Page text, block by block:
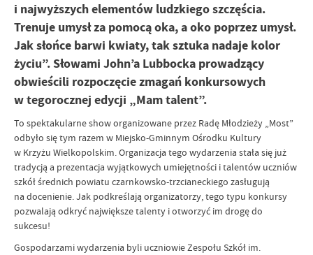
i najwyższych elementów ludzkiego szczęścia.
Trenuje umysł za pomocą oka, a oko poprzez umysł.
Jak słońce barwi kwiaty, tak sztuka nadaje kolor
życiu”. Słowami John’a Lubbocka prowadzący
obwieścili rozpoczęcie zmagań konkursowych
w tegorocznej edycji „Mam talent”.
To spektakularne show organizowane przez Radę Młodzieży „Most”
odbyło się tym razem w Miejsko-Gminnym Ośrodku Kultury
w Krzyżu Wielkopolskim. Organizacja tego wydarzenia stała się już
tradycją a prezentacja wyjątkowych umiejętności i talentów uczniów
szkół średnich powiatu czarnkowsko-trzcianeckiego zasługują
na docenienie. Jak podkreślają organizatorzy, tego typu konkursy
pozwalają odkryć największe talenty i otworzyć im drogę do
sukcesu!
Gospodarzami wydarzenia byli uczniowie Zespołu Szkół im.